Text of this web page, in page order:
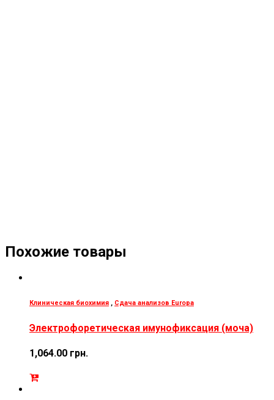
Похожие товары
Клиническая биохимия , Сдача анализов Europa
Электрофоретическая имунофиксация (моча)
1,064.00 грн.